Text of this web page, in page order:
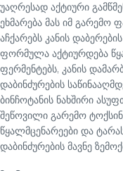
უაღრესად აქტიური
ეხმარება მას იმ
აჩქარებს კანის
ფორმულა აქტიურდება
ფერმენტებს, კანის
დაბინძურების
ბინჩოტანის ნახშირი
შეწოვილი გარემო
წყალმცენარეები და
დაბინძურების მავნე